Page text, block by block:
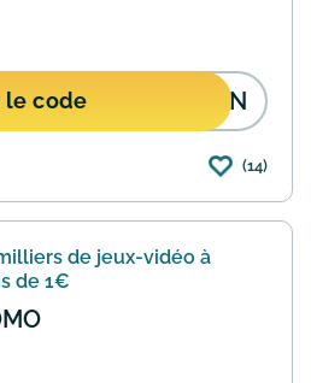
le code PON
plateforme de jeux vidéo
lors de votre achat
d'une remise. Offre
...En savoir plus
(14)
de jeux-vidéo à
de 1€